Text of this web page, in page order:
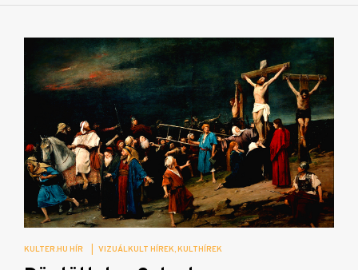
KULTER.HU HÍR VIZUÁLKULT HÍREK KULTHÍREK